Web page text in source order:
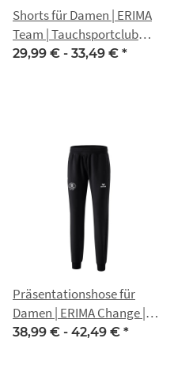
Shorts für Damen | ERIMA
Team | Tauchsportclub
Erfurt e.V.
29,99 € - 33,49 € *
Präsentationshose für
Damen | ERIMA Change |
schwarz | Tauchsportclub
38,99 € - 42,49 € *